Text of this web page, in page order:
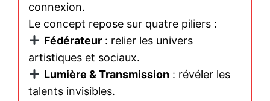
connexion.
Le concept repose sur quatre piliers :
Fédérateur: relier les univers
artistiques et sociaux.
Lumière & Transmission: révéler les
talents invisibles.